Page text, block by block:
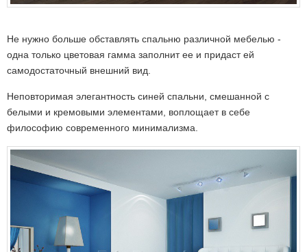
Не нужно больше обставлять спальню различной мебелью -
одна только цветовая гамма заполнит ее и придаст ей
самодостаточный внешний вид.
Неповторимая элегантность синей спальни, смешанной с
белыми и кремовыми элементами, воплощает в себе
философию современного минимализма.